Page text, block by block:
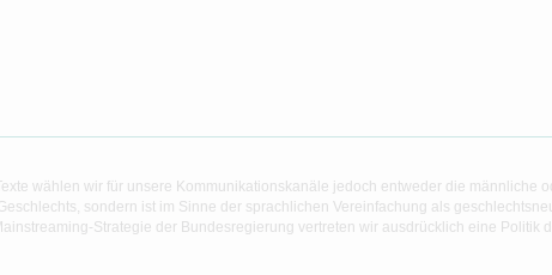
wählen wir für unsere Kommunikationskanäle jedoch entweder die männliche
sondern ist im Sinne der sprachlichen Vereinfachung als
Strategie der Bundesregierung vertreten wir ausdrücklich eine Politik